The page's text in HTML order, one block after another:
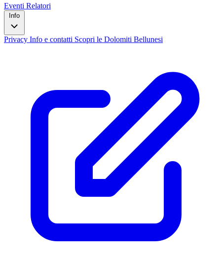
Eventi Relatori
Info
Privacy Info e contatti Scopri le Dolomiti Bellunesi